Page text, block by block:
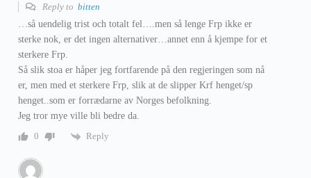
Reply to bitten
…så uendelig trist och totalt fel….men så lenge Frp ikke er
sterke nok, er det ingen alternativer…annet enn å kjempe for et
sterkere Frp.
Så slik stoa er håper jeg fortfarende på den regjeringen som nå
er, men med et sterkere Frp, slik at de slipper Krf henget/sp
henget..som er forrædarne av Norges befolkning.
Jeg tror mye ville bli bedre da.
0
Reply